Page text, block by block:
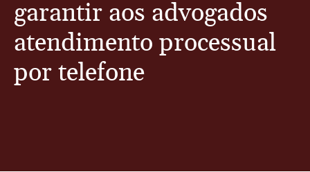
garantir aos advogados
atendimento processual
por telefone